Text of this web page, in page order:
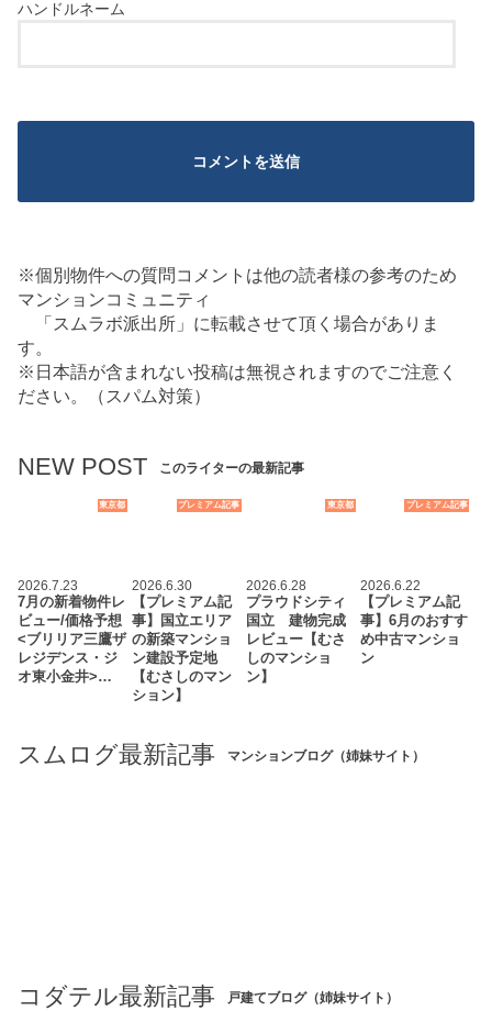
※個別物件への質問コメントは他の読者様の参考のため
マンションコミュニティ
「スムラボ派出所」に転載させて頂く場合がありま
す。
※日本語が含まれない投稿は無視されますのでご注意く
ださい。（スパム対策）
NEW POST このライターの最新記事
東京都
2026.7.23
7月の新着物件レ
ビュー/価格予想
<ブリリア三鷹ザ
レジデンス・ジ
オ東小金井>…
プレミアム記事
2026.6.30
【プレミアム記
事】国立エリア
の新築マンショ
ン建設予定地
【むさしのマン
ション】
東京都
2026.6.28
プラウドシティ
国立 建物完成
レビュー【むさ
しのマンショ
ン】
プレミアム記事
2026.6.22
【プレミアム記
事】6月のおすす
め中古マンショ
ン
スムログ最新記事 マンションブログ（姉妹サイト）
コダテル最新記事 戸建てブログ（姉妹サイト）